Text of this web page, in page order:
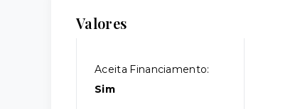
Valores
Aceita Financiamento:
Sim